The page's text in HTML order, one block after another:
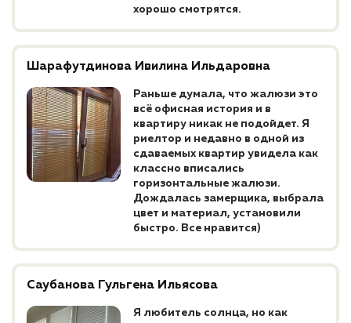
хорошо смотрятся.
Шарафутдинова Ивилина Ильдаровна
Раньше думала, что жалюзи это
всё офисная история и в
квартиру никак не подойдет. Я
риелтор и недавно в одной из
сдаваемых квартир увидела как
классно вписались
горизонтальные жалюзи.
Дождалась замерщика, выбрала
цвет и материал, установили
быстро. Все нравится)
Саубанова Гульгена Ильясова
Я любитель солнца, но как